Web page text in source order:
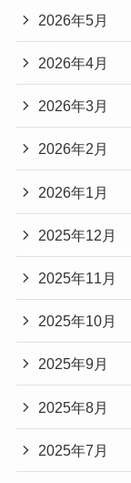
2026年5月
2026年4月
2026年3月
2026年2月
2026年1月
2025年12月
2025年11月
2025年10月
2025年9月
2025年8月
2025年7月